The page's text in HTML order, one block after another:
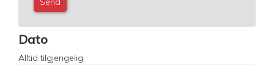
Dato
Alltid tilgjengelig